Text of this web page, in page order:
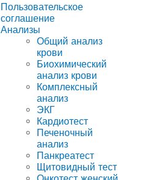
Пользовательское
соглашение
Анализы
Общий анализ
крови
Биохимический
анализ крови
Комплексный
анализ
ЭКГ
Кардиотест
Печеночный
анализ
Панкреатест
Щитовидный тест